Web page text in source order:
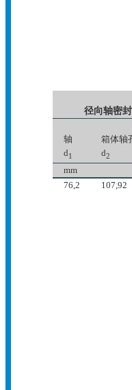
径向轴密
轴
箱体轴
d1 d2
mm
76,2
107,92